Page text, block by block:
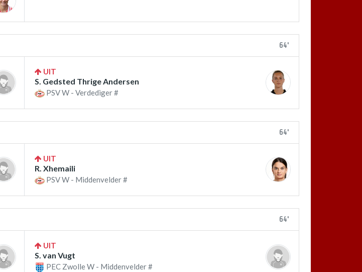
64'
UIT
S. Gedsted Thrige Andersen
PSV W - Verdediger #
64'
UIT
R. Xhemaili
PSV W - Middenvelder #
64'
UIT
S. van Vugt
PEC Zwolle W - Middenvelder #